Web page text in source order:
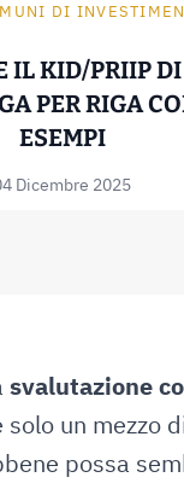
DI
IL KID/PRIIP
PER RIGA
ESEMPI
Dicembre 2025
svalutazione
solo un mezzo
possa